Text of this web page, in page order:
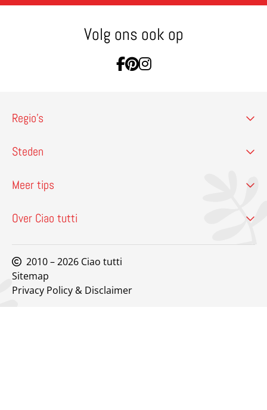
Volg ons ook op
Ga naar Facebook
Ga naar Pinterest
Ga naar Instagram
Regio’s
Steden
Meer tips
Over Ciao tutti
2010 – 2026 Ciao tutti
Sitemap
Privacy Policy & Disclaimer